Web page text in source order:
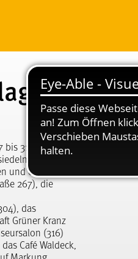
318. Mit dem
sich in den
und ein Hotel
267), die
das
Grüner Kranz
(316)
Café Waldeck,